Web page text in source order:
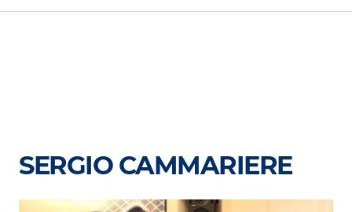
Conduttori
SERGIO CAMMARIERE